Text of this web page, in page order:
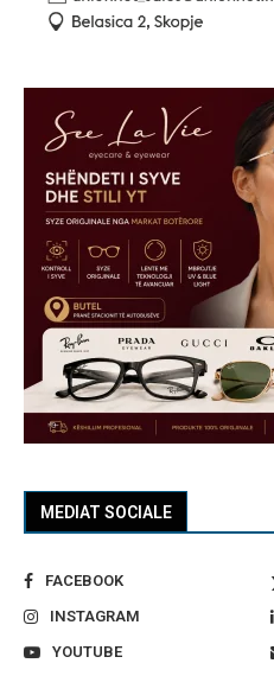
MEDIAT SOCIALE
FACEBOOK
INSTAGRAM
YOUTUBE